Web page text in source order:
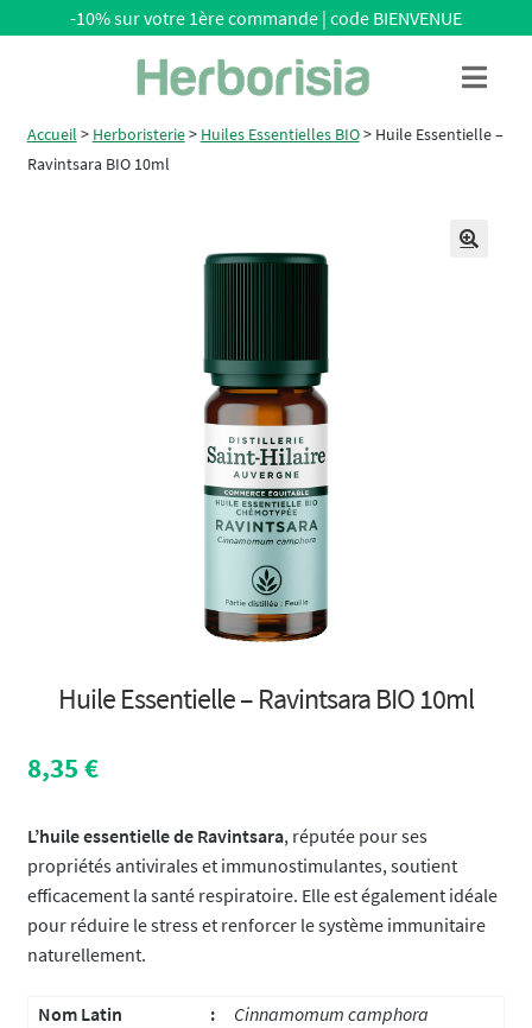
navigation
-10% sur votre 1ère commande | code BIENVENUE
Menu
Accueil > Herboristerie> Huiles Essentielles BIO> Huile Essentielle –
Ravintsara BIO 10ml
Huile Essentielle – Ravintsara BIO 10ml
8,35 €
L’huile essentielle de Ravintsara, réputée pour ses
propriétés antivirales et immunostimulantes, soutient
efficacement la santé respiratoire. Elle est également idéale
pour réduire le stress et renforcer le système immunitaire
naturellement.
Nom Latin : Cinnamomum camphora